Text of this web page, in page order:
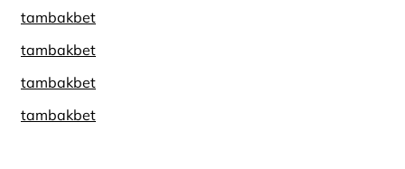
tambakbet
tambakbet
tambakbet
tambakbet